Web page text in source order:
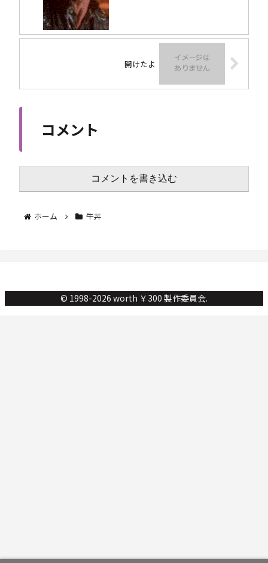
開けたよ
コメント
コメントを書き込む
ホーム 牛丼
© 1998-2026 worth ￥300 製作委員会.